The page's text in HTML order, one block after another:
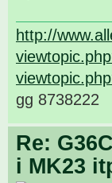
http://
gg 8738222
Re:
i MK23